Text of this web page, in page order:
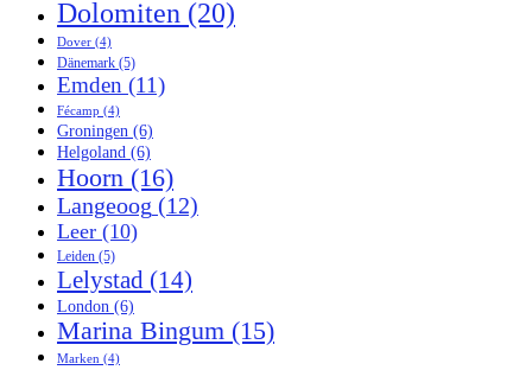
Dolomiten (20)
Dover (4)
Dänemark (5)
Emden (11)
Fécamp (4)
Groningen (6)
Helgoland (6)
Hoorn (16)
Langeoog (12)
Leer (10)
Leiden (5)
Lelystad (14)
London (6)
Marina Bingum (15)
Marken (4)